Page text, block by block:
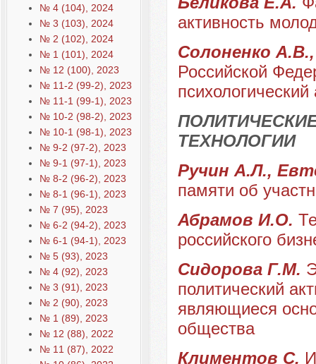
№ 4 (104), 2024
№ 3 (103), 2024
№ 2 (102), 2024
№ 1 (101), 2024
№ 12 (100), 2023
№ 11-2 (99-2), 2023
№ 11-1 (99-1), 2023
№ 10-2 (98-2), 2023
№ 10-1 (98-1), 2023
№ 9-2 (97-2), 2023
№ 9-1 (97-1), 2023
№ 8-2 (96-2), 2023
№ 8-1 (96-1), 2023
№ 7 (95), 2023
№ 6-2 (94-2), 2023
№ 6-1 (94-1), 2023
№ 5 (93), 2023
№ 4 (92), 2023
№ 3 (91), 2023
№ 2 (90), 2023
№ 1 (89), 2023
№ 12 (88), 2022
№ 11 (87), 2022
активность
Солоненко
Российской
психологический
ТЕХНОЛОГИИ
Ручин А.Л.,
памяти об
Абрамов И.О.
российского
Сидорова Г.М.
политический
являющиеся
общества
Климентов С.